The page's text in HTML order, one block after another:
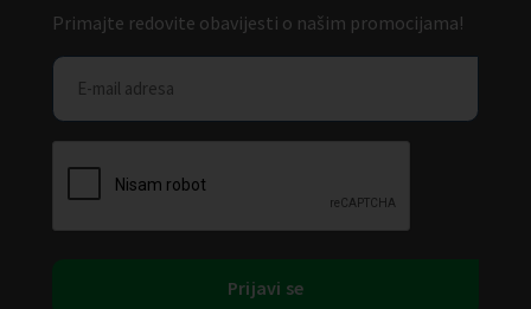
Primajte redovite obavijesti o našim promocijama!